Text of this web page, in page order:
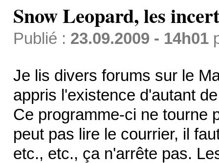
Snow Leopard, les
Publié : 23.09.2009 - 14h01
Je lis divers forums sur le
appris l'existence d'autant
Ce programme-ci ne tourne
peut pas lire le courrier, il
etc., etc., ça n'arrête pas.